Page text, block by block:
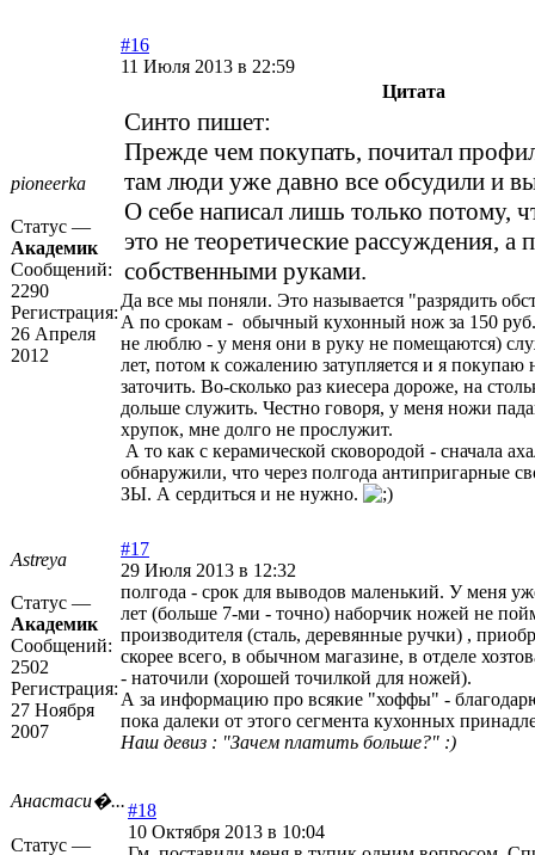
pioneerka
Статус —
Академик
Сообщений:
2290
Регистрация:
26 Апреля
2012
#16
11 Июля 2013 в 22:59
Цитата
Синто пишет:
Прежде чем покупать, почитал
там люди уже давно все обсудили и
О себе написал лишь только потому,
это не теоретические рассуждения, а
собственными руками.
Да все мы поняли. Это называется "разрядить
А по срокам - обычный кухонный нож за 150
не люблю - у меня они в руку не помещаются)
лет, потом к сожалению затупляется и я
заточить. Во-сколько раз киесера дороже, на
дольше служить. Честно говоря, у меня ножи
хрупок, мне долго не прослужит.
А то как с керамической сковородой - сначала
обнаружили, что через полгода антипригарные
ЗЫ. А сердиться и не нужно.
Astreya
Статус —
Академик
Сообщений:
2502
Регистрация:
27 Ноября
2007
#17
29 Июля 2013 в 12:32
полгода - срок для выводов маленький. У меня
лет (больше 7-ми - точно) наборчик ножей не
производителя (сталь, деревянные ручки) ,
скорее всего, в обычном магазине, в отделе
- наточили (хорошей точилкой для ножей).
А за информацию про всякие "хоффы" -
пока далеки от этого сегмента кухонных
Наш девиз : "Зачем платить больше?" :)
Анастаси�...
Статус —
#18
10 Октября 2013 в 10:04